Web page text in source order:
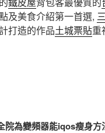
及美食介紹第一首選,
打造的作品土城票貼重
院為變頻器能iqos瘦身方